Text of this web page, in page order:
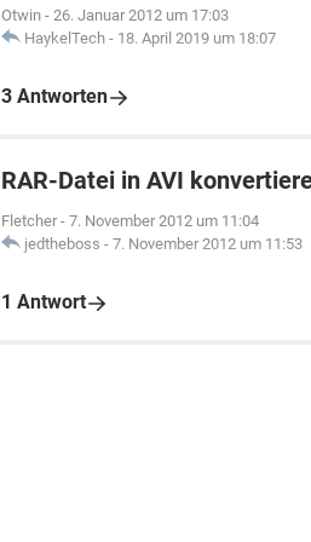
Otwin - 26. Januar 2012 um 17:03
HaykelTech - 18. April 2019 um 18:07
3 Antworten
RAR-Datei in AVI
Fletcher - 7. November 2012 um 11:04
jedtheboss - 7. November 2012 um 11:53
1 Antwort